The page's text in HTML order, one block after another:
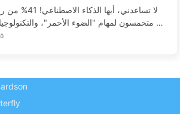
لا تساعدني، أيها الذكاء
ل متحمسون لمهام "الضوء الأحمر"،